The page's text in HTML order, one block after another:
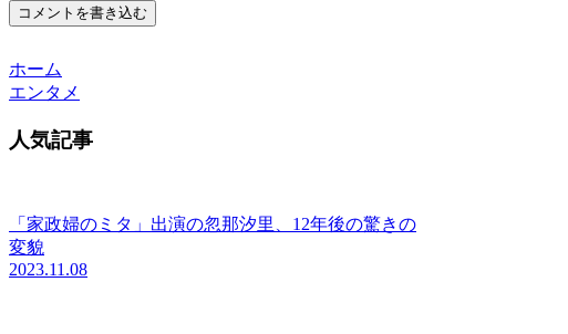
コメントを書き込む
ホーム
エンタメ
人気記事
「家政婦のミタ」出演の忽那汐里、12年後の驚きの
変貌
2023.11.08